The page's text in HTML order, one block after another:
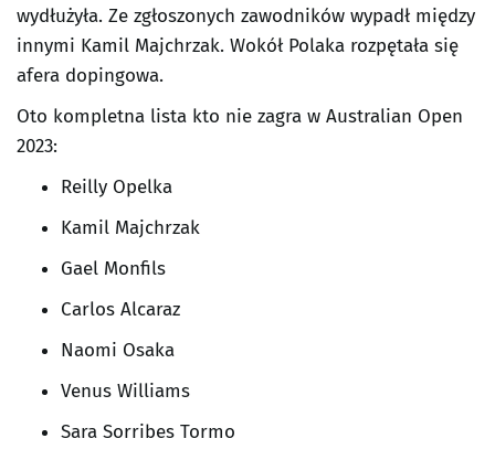
wydłużyła. Ze zgłoszonych zawodników wypadł między
innymi Kamil Majchrzak. Wokół Polaka rozpętała się
afera dopingowa.
Oto kompletna lista kto nie zagra w Australian Open
2023:
Reilly Opelka
Kamil Majchrzak
Gael Monfils
Carlos Alcaraz
Naomi Osaka
Venus Williams
Sara Sorribes Tormo